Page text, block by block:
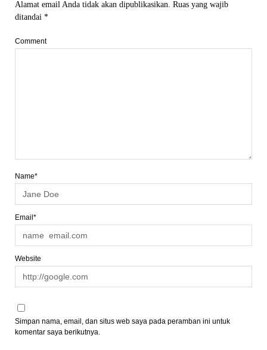
Alamat email Anda tidak akan dipublikasikan. Ruas yang wajib
ditandai *
Comment
Name*
Email*
Website
Simpan nama, email, dan situs web saya pada peramban ini untuk
komentar saya berikutnya.